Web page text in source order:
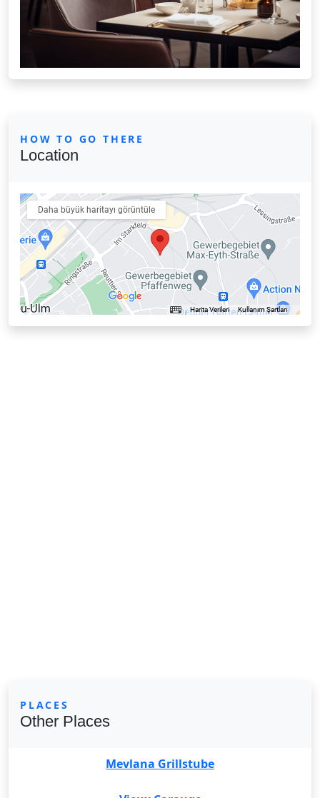
HOW TO GO THERE
Location
PLACES
Other Places
Mevlana Grillstube